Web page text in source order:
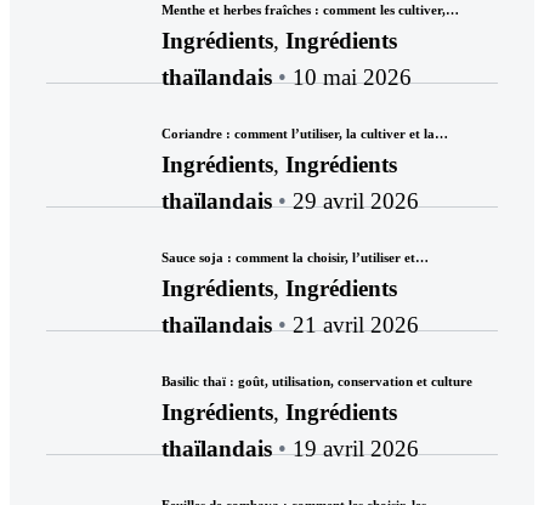
Menthe et herbes fraîches : comment les cultiver,…
Ingrédients, Ingrédients
thaïlandais
10 mai 2026
Coriandre : comment l’utiliser, la cultiver et la…
Ingrédients, Ingrédients
thaïlandais
29 avril 2026
Sauce soja : comment la choisir, l’utiliser et…
Ingrédients, Ingrédients
thaïlandais
21 avril 2026
Basilic thaï : goût, utilisation, conservation et culture
Ingrédients, Ingrédients
thaïlandais
19 avril 2026